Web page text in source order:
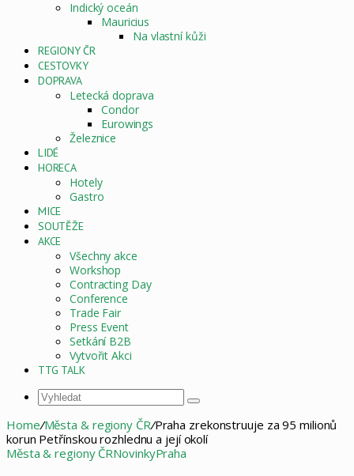
Indický oceán
Mauricius
Na vlastní kůži
REGIONY ČR
CESTOVKY
DOPRAVA
Letecká doprava
Condor
Eurowings
Železnice
LIDÉ
HORECA
Hotely
Gastro
MICE
SOUTĚŽE
AKCE
Všechny akce
Workshop
Contracting Day
Conference
Trade Fair
Press Event
Setkání B2B
Vytvořit Akci
TTG TALK
Vyhledat
Home/Města & regiony ČR/Praha zrekonstruuje za 95 milionů
korun Petřínskou rozhlednu a její okolí
Města & regiony ČRNovinkyPraha